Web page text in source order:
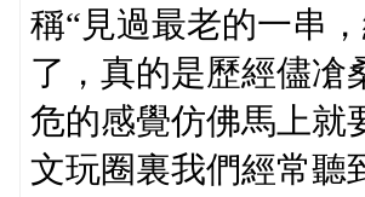
稱“見過最老的一串
了，真的是歷經儘凔
危的感覺仿佛馬上就
文玩圈裏我們經常聽